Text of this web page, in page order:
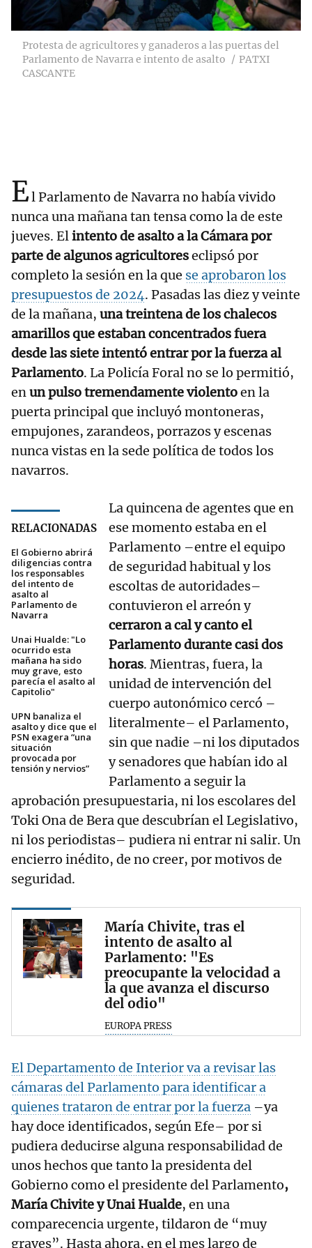
Protesta de agricultores y ganaderos a las puertas del
Parlamento de Navarra e intento de asalto
PATXI
CASCANTE
El Parlamento de Navarra no había vivido
nunca una mañana tan tensa como la de este
jueves. Elintento de asalto a la Cámara por
parte de algunos agricultoreseclipsó por
completo la sesión en la que se aprobaron los
presupuestos de 2024. Pasadas las diez y veinte
de la mañana, una treintena de los chalecos
amarillos que estaban concentrados fuera
desde las siete intentó entrar por la fuerza al
Parlamento. La Policía Foral no se lo permitió,
enun pulso tremendamente violentoen la
puerta principal que incluyó montoneras,
empujones, zarandeos, porrazos y escenas
nunca vistas en la sede política de todos los
navarros.
RELACIONADAS
El Gobierno abrirá
diligencias contra
los responsables
del intento de
asalto al
Parlamento de
Navarra
Unai Hualde: "Lo
ocurrido esta
mañana ha sido
muy grave, esto
parecía el asalto al
Capitolio"
UPN banaliza el
asalto y dice que el
PSN exagera “una
situación
provocada por
tensión y nervios”
La quincena de agentes que en
ese momento estaba en el
Parlamento –entre el equipo
de seguridad habitual y los
escoltas de autoridades–
contuvieron el arreón y
cerraron a cal y canto el
Parlamento durante casi dos
horas. Mientras, fuera, la
unidad de intervención del
cuerpo autonómico cercó –
literalmente– el Parlamento,
sin que nadie –ni los diputados
y senadores que habían ido al
Parlamento a seguir la
aprobación presupuestaria, ni los escolares del
Toki Ona de Bera que descubrían el Legislativo,
ni los periodistas– pudiera ni entrar ni salir. Un
encierro inédito, de no creer, por motivos de
seguridad.
María Chivite, tras el
intento de asalto al
Parlamento: "Es
preocupante la velocidad a
la que avanza el discurso
del odio"
EUROPA PRESS
El Departamento de Interior va a revisar las
cámaras del Parlamento para identificar a
quienes trataron de entrar por la fuerza –ya
hay doce identificados, según Efe– por si
pudiera deducirse alguna responsabilidad de
unos hechos que tanto la presidenta del
Gobierno como el presidente del Parlamento,
María Chivite y Unai Hualde, en una
comparecencia urgente, tildaron de “muy
graves”. Hasta ahora, en el mes largo de